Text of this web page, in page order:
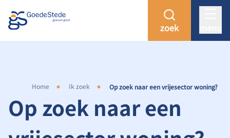
zoek
Home Ik zoek Op zoek naar een vrijesector woning?
Op zoek naar een